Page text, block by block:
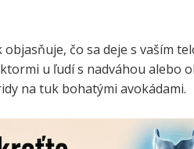
objasňuje, čo sa deje s vaším
u ľudí s nadváhou alebo
na tuk bohatými avokádami.